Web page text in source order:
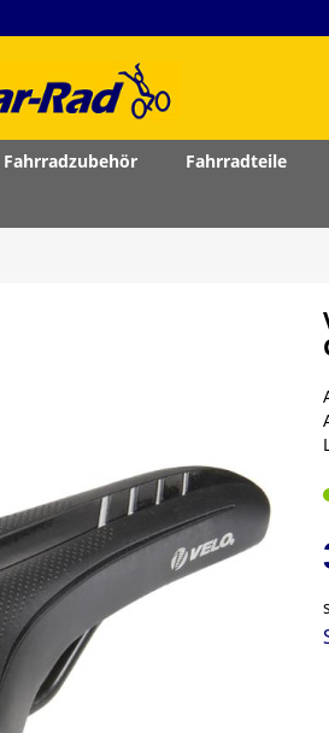
Fahrradzubehör Fahrradteile